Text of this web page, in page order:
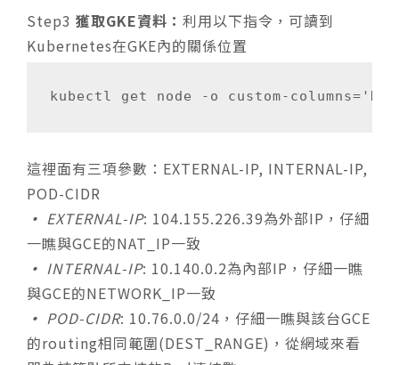
Step3 獲取GKE資料： 利用以下指令，可讀到
Kubernetes在GKE內的關係位置
這裡面有三項參數：EXTERNAL-IP, INTERNAL-IP,
POD-CIDR
• EXTERNAL-IP: 104.155.226.39為外部IP，仔細
一瞧與GCE的NAT_IP一致
• INTERNAL-IP: 10.140.0.2為內部IP，仔細一瞧
與GCE的NETWORK_IP一致
• POD-CIDR: 10.76.0.0/24，仔細一瞧與該台GCE
的routing相同範圍(DEST_RANGE)，從網域來看